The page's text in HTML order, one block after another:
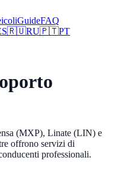
GuideFAQ
🇷🇺RU🇵🇹PT
(MXP), Linate (LIN) e
offrono servizi di
professionali.